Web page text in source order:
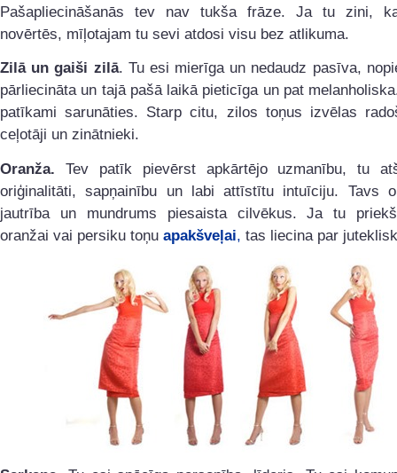
Pašapliecināšanās tev nav tukša frāze. Ja tu zini,
novērtēs, mīļotajam tu sevi atdosi visu bez atlikuma.
Zilā un gaiši zilā. Tu esi mierīga un nedaudz pasīva,
pārliecināta un tajā pašā laikā pieticīga un pat
patīkami sarunāties. Starp citu, zilos toņus izvēlas
ceļotāji un zinātnieki.
Oranža. Tev patīk pievērst apkārtējo uzmanību, tu
oriģinalitāti, sapņainību un labi attīstītu intuīciju. Tavs
jautrība un mundrums piesaista cilvēkus. Ja tu
oranžai vai persiku toņu apakšveļai, tas liecina par